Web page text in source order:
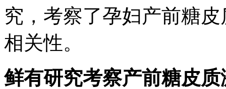
究，考察了孕妇产前糖
相关性。
鲜有研究考察产前糖皮